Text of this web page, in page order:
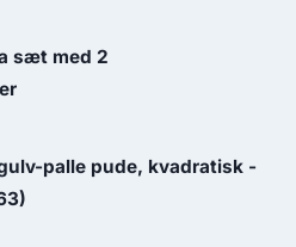
sæt med 2
palle pude, kvadratisk -